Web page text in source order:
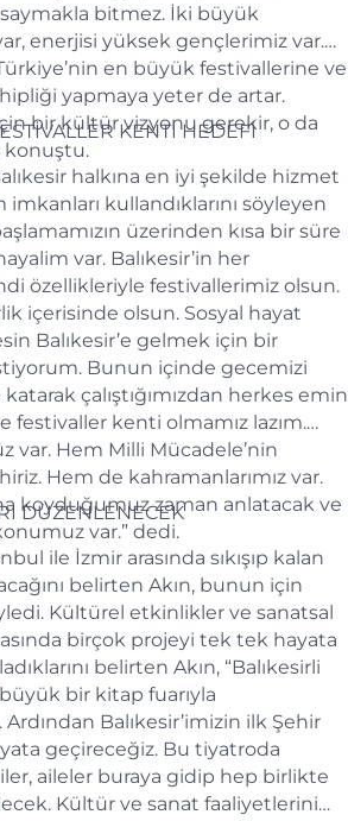
bitmez. İki büyük
enerjisi yüksek gençlerimiz var.
en büyük festivallerine ve
yapmaya yeter de artar.
bir kültür vizyonu gerekir, o da
konuştu.
KENTİ HEDEFİ
halkına en iyi şekilde hizmet
kullandıklarını söyleyen
üzerinden kısa bir süre
var. Balıkesir’in her
özellikleriyle festivallerimiz olsun.
içerisinde olsun. Sosyal hayat
Balıkesir’e gelmek için bir
Bunun içinde gecemizi
çalıştığımızdan herkes emin
festivaller kenti olmamız lazım.
var. Hem Milli Mücadele’nin
Hem de kahramanlarımız var.
koyduğumuz zaman anlatacak ve
var.” dedi.
DÜZENLENECEK
ile İzmir arasında sıkışıp kalan
belirten Akın, bunun için
Kültürel etkinlikler ve sanatsal
birçok projeyi tek tek hayata
belirten Akın, “Balıkesirli
bir kitap fuarıyla
Balıkesir’imizin ilk Şehir
geçireceğiz. Bu tiyatroda
aileler buraya gidip hep birlikte
Kültür ve sanat faaliyetlerini